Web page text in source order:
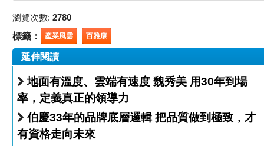
瀏覽次數: 2780
標籤： 產業風雲 百雅康
延伸閱讀
地面有溫度、雲端有速度 魏秀美 用30年到場
率，定義真正的領導力
伯慶33年的品牌底層邏輯 把品質做到極致，才
有資格走向未來